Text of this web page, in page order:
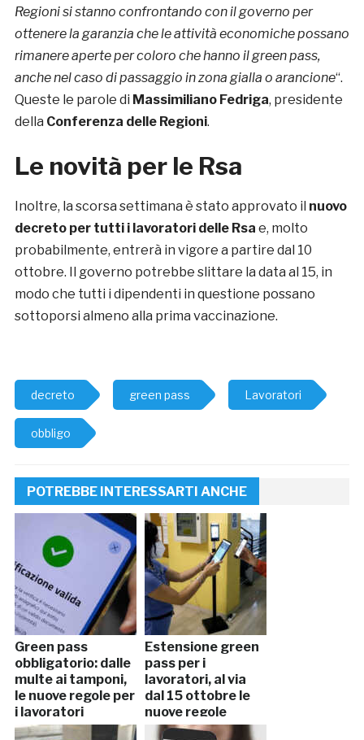
Regioni si stanno confrontando con il governo per
ottenere la garanzia che le attività economiche possano
rimanere aperte per coloro che hanno il green pass,
anche nel caso di passaggio in zona gialla o arancione“.
Queste le parole di Massimiliano Fedriga, presidente
della Conferenza delle Regioni.
Le novità per le Rsa
Inoltre, la scorsa settimana è stato approvato il nuovo
decreto per tutti i lavoratori delle Rsa e, molto
probabilmente, entrerà in vigore a partire dal 10
ottobre. Il governo potrebbe slittare la data al 15, in
modo che tutti i dipendenti in questione possano
sottoporsi almeno alla prima vaccinazione.
decreto green pass Lavoratori
obbligo
POTREBBE INTERESSARTI ANCHE
Green pass
obbligatorio: dalle
multe ai tamponi,
le nuove regole per
i lavoratori
Estensione green
pass per i
lavoratori, al via
dal 15 ottobre le
nuove regole